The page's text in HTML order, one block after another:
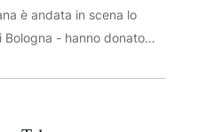
è andata in scena lo
- hanno donato
'Chiama ChiAma'. I
#MetallicaGivesBack della